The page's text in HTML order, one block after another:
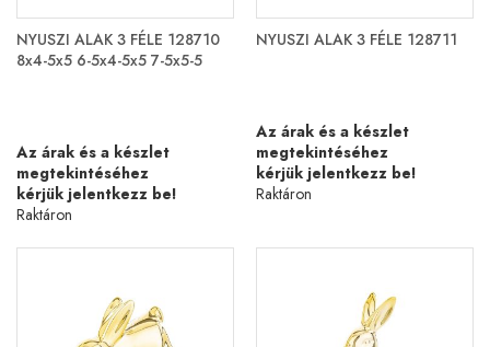
NYUSZI ALAK 3 FÉLE 128710
8x4-5x5 6-5x4-5x5 7-5x5-5
Az árak és a készlet
megtekintéséhez
kérjük jelentkezz be!
Raktáron
NYUSZI ALAK 3 FÉLE 128711
Az árak és a készlet
megtekintéséhez
kérjük jelentkezz be!
Raktáron